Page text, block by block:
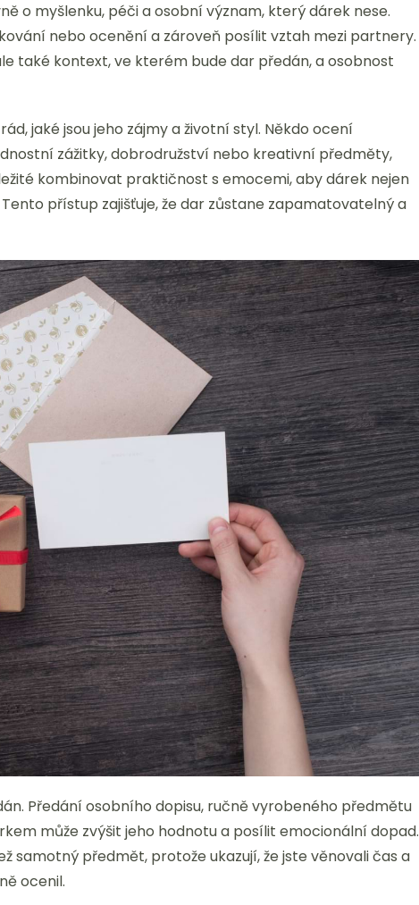
o myšlenku, péči a osobní význam, který dárek nese.
nebo ocenění a zároveň posílit vztah mezi partnery.
také kontext, ve kterém bude dar předán, a osobnost
jaké jsou jeho zájmy a životní styl. Někdo ocení
zážitky, dobrodružství nebo kreativní předměty,
kombinovat praktičnost s emocemi, aby dárek nejen
přístup zajišťuje, že dar zůstane zapamatovatelný a
Předání osobního dopisu, ručně vyrobeného předmětu
může zvýšit jeho hodnotu a posílit emocionální dopad.
samotný předmět, protože ukazují, že jste věnovali čas a
ocenil.